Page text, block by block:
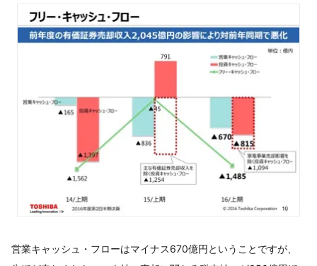
営業キャッシュ・フローはマイナス670億円ということですが、